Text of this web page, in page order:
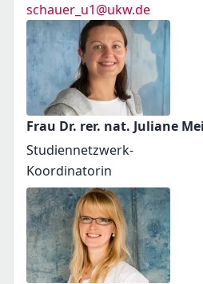
schauer_u1@ukw.de
Frau Dr. rer. nat. Juliane
Studiennetzwerk-
Koordinatorin